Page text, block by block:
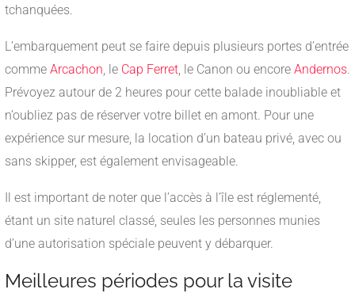
tchanquées.
L’embarquement peut se faire depuis plusieurs portes d’entrée
comme Arcachon , le Cap Ferret , le Canon ou encore Andernos
Prévoyez autour de 2 heures pour cette balade inoubliable et
n’oubliez pas de réserver votre billet en amont. Pour une
expérience sur mesure, la location d’un bateau privé, avec ou
sans skipper, est également envisageable.
Il est important de noter que l’accès à l’île est réglementé,
étant un site naturel classé, seules les personnes munies
d’une autorisation spéciale peuvent y débarquer.
Meilleures périodes pour la visite